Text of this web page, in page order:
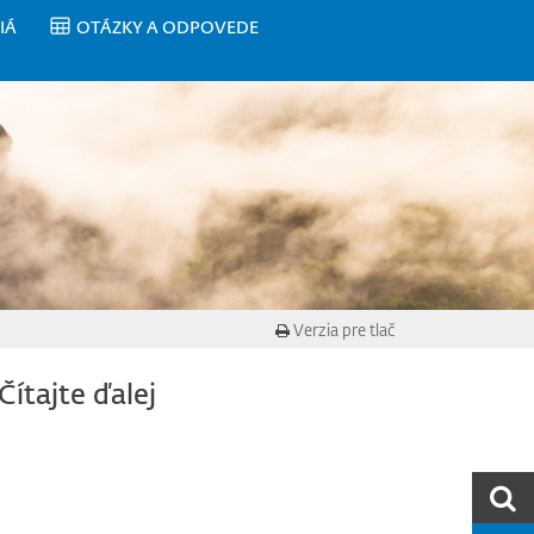
OTÁZKY A ODPOVEDE
Verzia pre tlač
ďalej